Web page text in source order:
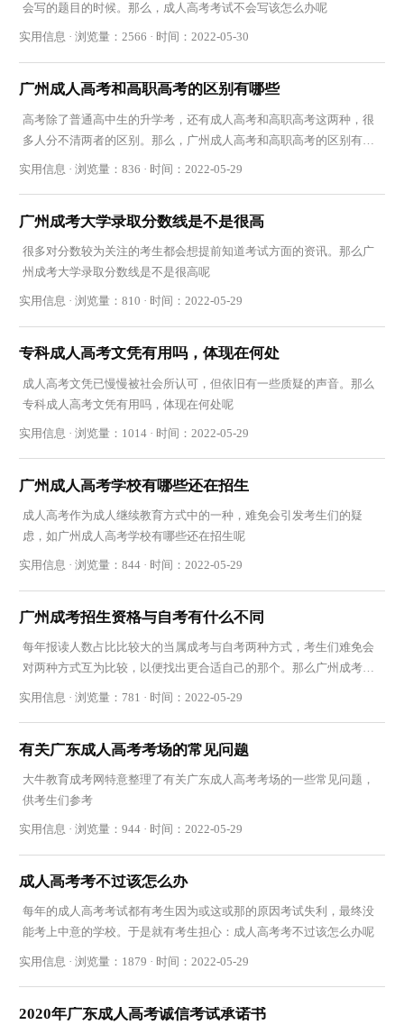
会写的题目的时候。那么，成人高考考试不会写该怎么办呢
实用信息 · 浏览量：2566 · 时间：2022-05-30
广州成人高考和高职高考的区别有哪些
高考除了普通高中生的升学考，还有成人高考和高职高考这两种，很
多人分不清两者的区别。那么，广州成人高考和高职高考的区别有哪
些呢
实用信息 · 浏览量：836 · 时间：2022-05-29
广州成考大学录取分数线是不是很高
很多对分数较为关注的考生都会想提前知道考试方面的资讯。那么广
州成考大学录取分数线是不是很高呢
实用信息 · 浏览量：810 · 时间：2022-05-29
专科成人高考文凭有用吗，体现在何处
成人高考文凭已慢慢被社会所认可，但依旧有一些质疑的声音。那么
专科成人高考文凭有用吗，体现在何处呢
实用信息 · 浏览量：1014 · 时间：2022-05-29
广州成人高考学校有哪些还在招生
成人高考作为成人继续教育方式中的一种，难免会引发考生们的疑
虑，如广州成人高考学校有哪些还在招生呢
实用信息 · 浏览量：844 · 时间：2022-05-29
广州成考招生资格与自考有什么不同
每年报读人数占比比较大的当属成考与自考两种方式，考生们难免会
对两种方式互为比较，以便找出更合适自己的那个。那么广州成考招
生资格与自考有什么不同呢
实用信息 · 浏览量：781 · 时间：2022-05-29
有关广东成人高考考场的常见问题
大牛教育成考网特意整理了有关广东成人高考考场的一些常见问题，
供考生们参考
实用信息 · 浏览量：944 · 时间：2022-05-29
成人高考考不过该怎么办
每年的成人高考考试都有考生因为或这或那的原因考试失利，最终没
能考上中意的学校。于是就有考生担心：成人高考考不过该怎么办呢
实用信息 · 浏览量：1879 · 时间：2022-05-29
2020年广东成人高考诚信考试承诺书